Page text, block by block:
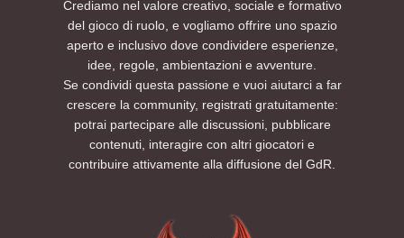
Crediamo nel valore creativo, sociale e formativo
del gioco di ruolo, e vogliamo offrire uno spazio
aperto e inclusivo dove condividere esperienze,
idee, regole, ambientazioni e avventure.
Se condividi questa passione e vuoi aiutarci a far
crescere la community, registrati gratuitamente:
potrai partecipare alle discussioni, pubblicare
contenuti, interagire con altri giocatori e
contribuire attivamente alla diffusione del GdR.